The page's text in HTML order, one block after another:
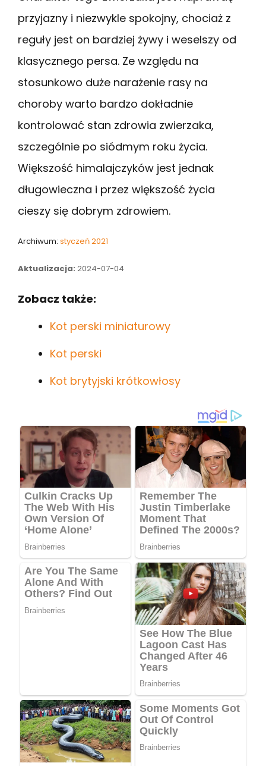
przyjazny i niezwykle spokojny, chociaż z
reguły jest on bardziej żywy i weselszy od
klasycznego persa. Ze względu na
stosunkowo duże narażenie rasy na
choroby warto bardzo dokładnie
kontrolować stan zdrowia zwierzaka,
szczególnie po siódmym roku życia.
Większość himalajczyków jest jednak
długowieczna i przez większość życia
cieszy się dobrym zdrowiem.
Archiwum: styczeń 2021
Aktualizacja: 2024-07-04
Zobacz także:
Kot perski miniaturowy
Kot perski
Kot brytyjski krótkowłosy